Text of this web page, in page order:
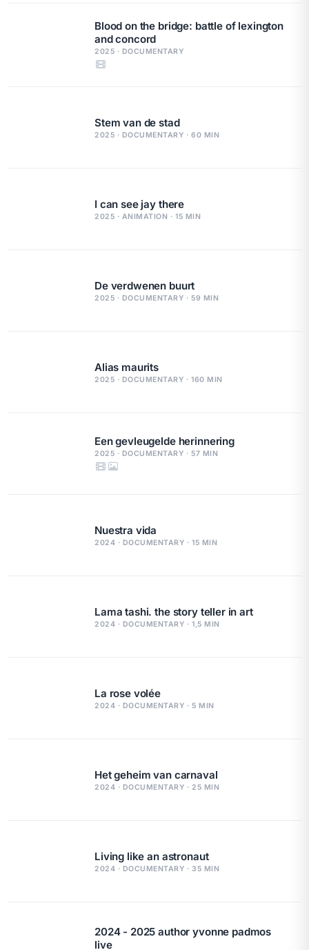
Blood on the bridge: battle of lexington
and concord
2025 · DOCUMENTARY
Stem van de stad
2025 · DOCUMENTARY · 60 MIN
I can see jay there
2025 · ANIMATION · 15 MIN
De verdwenen buurt
2025 · DOCUMENTARY · 59 MIN
Alias maurits
2025 · DOCUMENTARY · 160 MIN
Een gevleugelde herinnering
2025 · DOCUMENTARY · 57 MIN
Nuestra vida
2024 · DOCUMENTARY · 15 MIN
Lama tashi. the story teller in art
2024 · DOCUMENTARY · 1,5 MIN
La rose volée
2024 · DOCUMENTARY · 5 MIN
Het geheim van carnaval
2024 · DOCUMENTARY · 25 MIN
Living like an astronaut
2024 · DOCUMENTARY · 35 MIN
2024 - 2025 author yvonne padmos
live